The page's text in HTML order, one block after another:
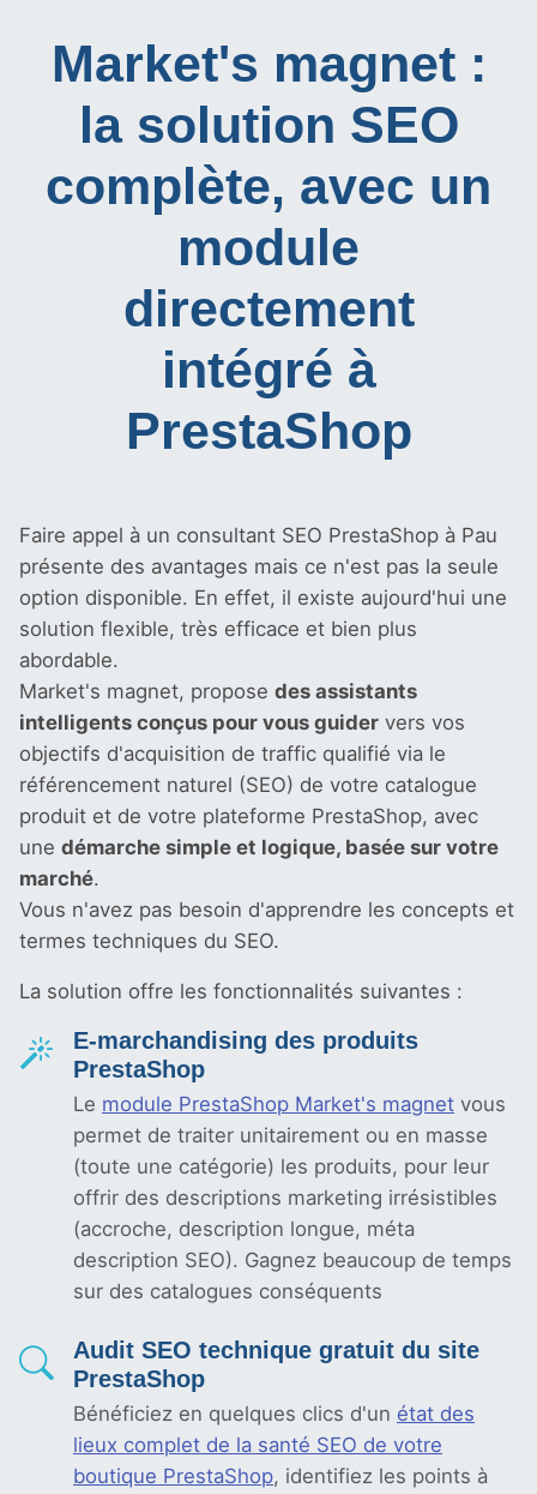
Market's magnet :
la solution SEO
complète, avec un
module
directement
intégré à
PrestaShop
Faire appel à un consultant SEO PrestaShop à Pau
présente des avantages mais ce n'est pas la seule
option disponible. En effet, il existe aujourd'hui une
solution flexible, très efficace et bien plus
abordable.
Market's magnet, propose des assistants
intelligents conçus pour vous guider vers vos
objectifs d'acquisition de traffic qualifié via le
référencement naturel (SEO) de votre catalogue
produit et de votre plateforme PrestaShop, avec
une démarche simple et logique, basée sur votre
marché.
Vous n'avez pas besoin d'apprendre les concepts et
termes techniques du SEO.
La solution offre les fonctionnalités suivantes :
E-marchandising des produits
PrestaShop
Le module PrestaShop Market's magnet vous
permet de traiter unitairement ou en masse
(toute une catégorie) les produits, pour leur
offrir des descriptions marketing irrésistibles
(accroche, description longue, méta
description SEO). Gagnez beaucoup de temps
sur des catalogues conséquents
Audit SEO technique gratuit du site
PrestaShop
Bénéficiez en quelques clics d'un état des
lieux complet de la santé SEO de votre
boutique PrestaShop, identifiez les points à